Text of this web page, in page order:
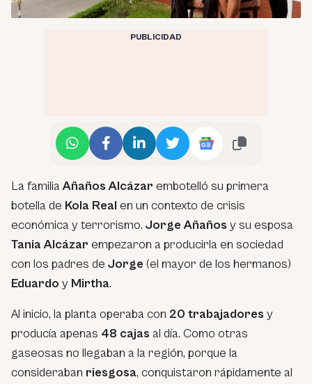
PUBLICIDAD
La familiaAñaños Alcázar embotelló su primera
botella de Kola Real en un contexto de crisis
económica y terrorismo. Jorge Añaños y su esposa
Tania Alcázar empezaron a producirla en sociedad
con los padres de Jorge (el mayor de los hermanos)
Eduardo y Mirtha.
Al inicio, la planta operaba con 20 trabajadores y
producía apenas 48 cajas al día. Como otras
gaseosas no llegaban a la región, porque la
consideraban riesgosa, conquistaron rápidamente al